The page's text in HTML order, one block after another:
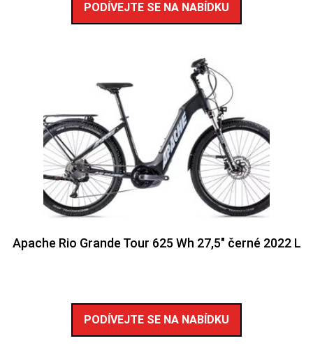
PODÍVEJTE SE NA NABÍDKU
Apache Rio Grande Tour 625 Wh 27,5″ černé 2022 L
PODÍVEJTE SE NA NABÍDKU